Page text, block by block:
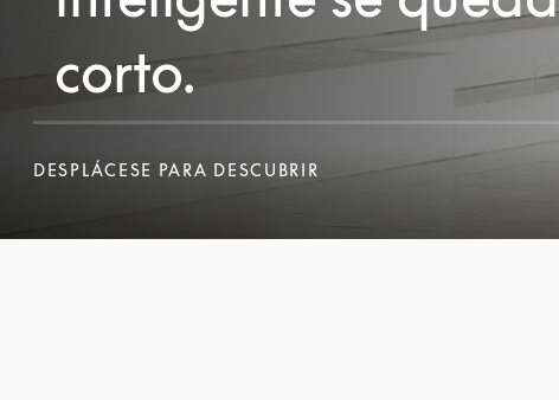
corto.
DESPLÁCESE PARA DESCUBRIR